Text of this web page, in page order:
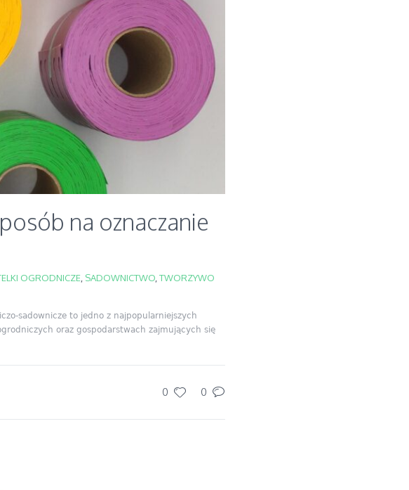
na oznaczanie
OGRODNICZE SADOWNICTWO TWORZYWO
sadownicze to jedno z najpopularniejszych
oraz gospodarstwach zajmujących się
0 0